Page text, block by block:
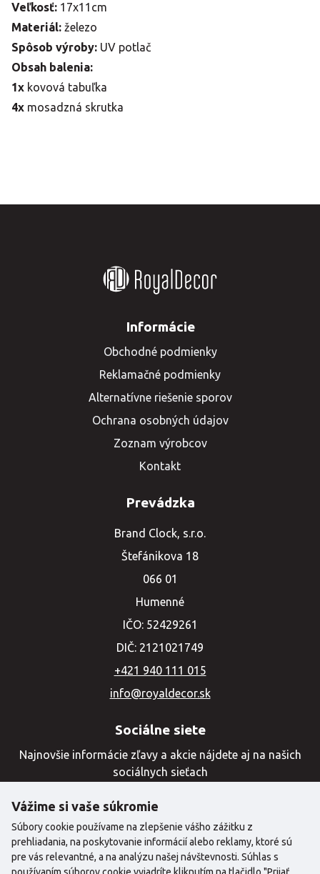
Veľkosť: 17x11cm
Materiál: železo
Spôsob výroby: UV potlač
Obsah balenia:
1x kovová tabuľka
4x mosadzná skrutka
Informácie
Obchodné podmienky
Reklamačné podmienky
Alternatívne riešenie sporov
Ochrana osobných údajov
Zoznam výrobcov
Kontakt
Prevádzka
Brand Clock, s.r.o.
Štefánikova 18
066 01
Humenné
IČO: 52429261
DIČ: 2121021749
+421 940 111 015
info@royaldecor.sk
Sociálne siete
Najnovšie informácie zľavy a akcie nájdete aj na našich
sociálnych sieťach
Vážime si vaše súkromie
Súbory cookie používame na zlepšenie vášho zážitku z
prehliadania, na poskytovanie informácií alebo reklamy, ktoré sú
pre vás relevantné, a na analýzu našej návštevnosti. Súhlas s